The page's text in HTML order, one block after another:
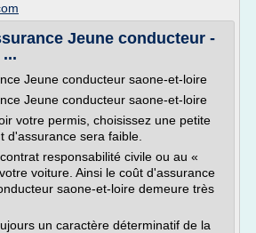
Jeune conducteur -
Jeune conducteur saone-et-loire
Jeune conducteur saone-et-loire
votre permis, choisissez une petite
d'assurance sera faible.
responsabilité civile ou au «
voiture. Ainsi le coût d'assurance
saone-et-loire demeure très
un caractère déterminatif de la